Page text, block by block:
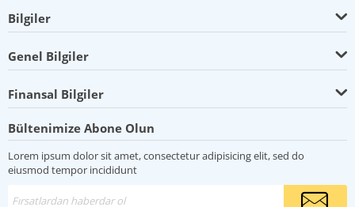
Bilgiler
Genel Bilgiler
Finansal Bilgiler
Bültenimize Abone Olun
Lorem ipsum dolor sit amet, consectetur adipisicing elit, sed do
eiusmod tempor incididunt